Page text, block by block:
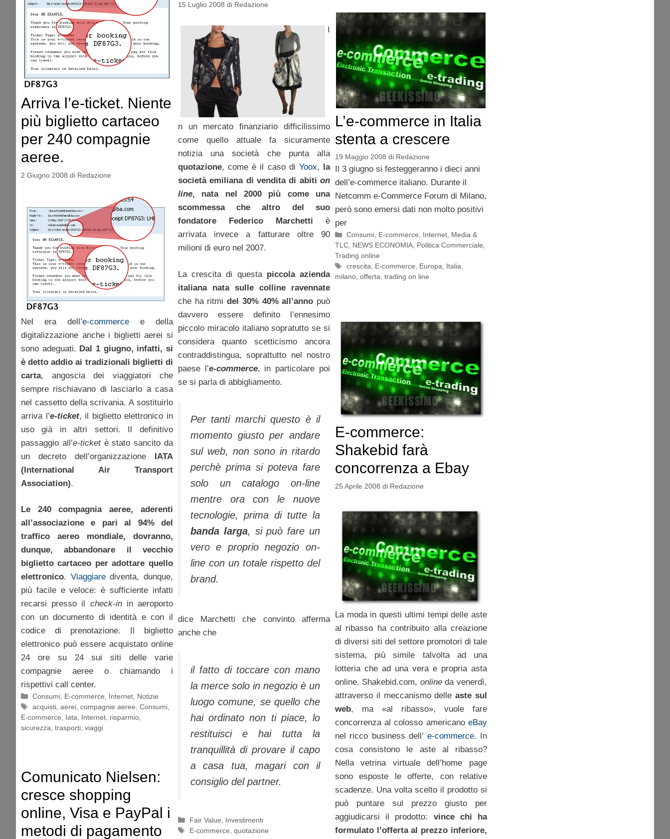
15 Luglio 2008 di Redazione
I
n un mercato finanziario difficilissimo
come quello attuale fa sicuramente
notizia una società che punta alla
quotazione, come è il caso di Yoox,
la
società emiliana di vendita di abiti on
line, nata nel 2000 più come una
scommessa che altro del suo
fondatore
Federico Marchetti è
arrivata invece a fatturare oltre 90
milioni di euro nel 2007.
La crescita di questa piccola azienda
italiana nata sulle colline ravennate
che ha ritmidel 30% 40% all’anno può
davvero essere definito l’ennesimo
piccolo miracolo italiano sopratutto se si
considera quanto scetticismo ancora
contraddistingua, soprattutto nel nostro
paese l’e-commerce, in particolare poi
se si parla di abbigliamento.
Per tanti marchi questo è il
momento giusto per andare
sul web, non sono in ritardo
perchè prima si poteva fare
solo un catalogo on-line
mentre ora con le nuove
tecnologie, prima di tutte la
banda larga, si può fare un
vero e proprio negozio on-
line con un totale rispetto del
brand.
dice Marchetti che convinto afferma
anche che
il fatto di toccare con mano
la merce solo in negozio è un
luogo comune, se quello che
hai ordinato non ti piace, lo
restituisci e hai tutta la
tranquillità di provare il capo
a casa tua, magari con il
consiglio del partner.
Categorie
Fair Value
Investimenti
Tag
E-commerce ,quotazione
Arriva l’e-ticket. Niente
più biglietto cartaceo
per 240 compagnie
aeree.
2 Giugno 2008 di Redazione
Nel era dell’e-commerce e della
digitalizzazione anche i biglietti aerei si
sono adeguati. Dal 1 giugno, infatti, si
è detto addio ai tradizionali biglietti di
carta, angoscia dei viaggiatori che
sempre rischiavano di lasciarlo a casa
nel cassetto della scrivania. A sostituirlo
arriva l’e-ticket, il biglietto elettronico in
uso già in altri settori. Il definitivo
passaggio all’e-ticketè stato sancito da
un decreto dell’organizzazione IATA
(International Air Transport
Association).
Le 240 compagnia aeree, aderenti
all’associazione e pari al 94% del
traffico aereo mondiale, dovranno,
dunque, abbandonare il vecchio
biglietto cartaceo per adottare quello
elettronico. Viaggiarediventa, dunque,
più facile e veloce: è sufficiente infatti
recarsi presso il check-inin aeroporto
con un documento di identità e con il
codice di prenotazione. Il biglietto
elettronico può essere acquistato online
24 ore su 24 sui siti delle varie
compagnie aeree o chiamando i
rispettivi call center.
Categorie
Consumi E-commerce Internet Notizie
Tag
acquisti ,aerei ,compagnie aeree ,Consumi
E-commerce
Iata Internet risparmio
sicurezza trasporti viaggi
L’e-commerce in Italia
stenta a crescere
19 Maggio 2008 di Redazione
Il 3 giugno si festeggeranno i dieci anni
dell’e-commerce italiano. Durante il
Netcomm e-Commerce Forum di Milano,
però sono emersi dati non molto positivi
per
Categorie
Consumi, E-commerce, Internet, Media &
TLC, NEWS ECONOMIA, Politica Commerciale,
Trading online
Tag
crescita, E-commerce, Europa, Italia,
milano, offerta, trading on line
E-commerce:
Shakebid farà
concorrenza a Ebay
25 Aprile 2008 di Redazione
La moda in questi ultimi tempi delle aste
al ribasso ha contribuito alla creazione
di diversi siti del settore promotori di tale
sistema, più simile talvolta ad una
lotteria che ad una vera e propria asta
online. Shakebid.com, onlineda venerdì,
attraverso il meccanismo delleaste sul
web, ma «al ribasso», vuole fare
concorrenza al colosso americano eBay
nel ricco business dell’ e-commerce. In
cosa consistono le aste al ribasso?
Nella vetrina virtuale dell’home page
sono esposte le offerte, con relative
scadenze. Una volta scelto il prodotto si
può puntare sul prezzo giusto per
aggiudicarsi il prodotto: vince chi ha
formulato l’offerta al prezzo inferiore,
Comunicato Nielsen:
cresce shopping
online, Visa e PayPal i
metodi di pagamento